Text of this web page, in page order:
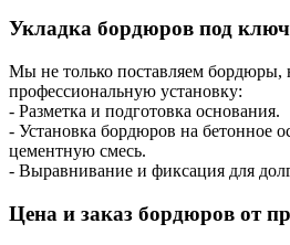
Укладка бордюров под ключ
Мы не только поставляем бордюры,
профессиональную установку:
- Разметка и подготовка основания.
- Установка бордюров на бетонное
цементную смесь.
- Выравнивание и фиксация для
Цена и заказ бордюров от